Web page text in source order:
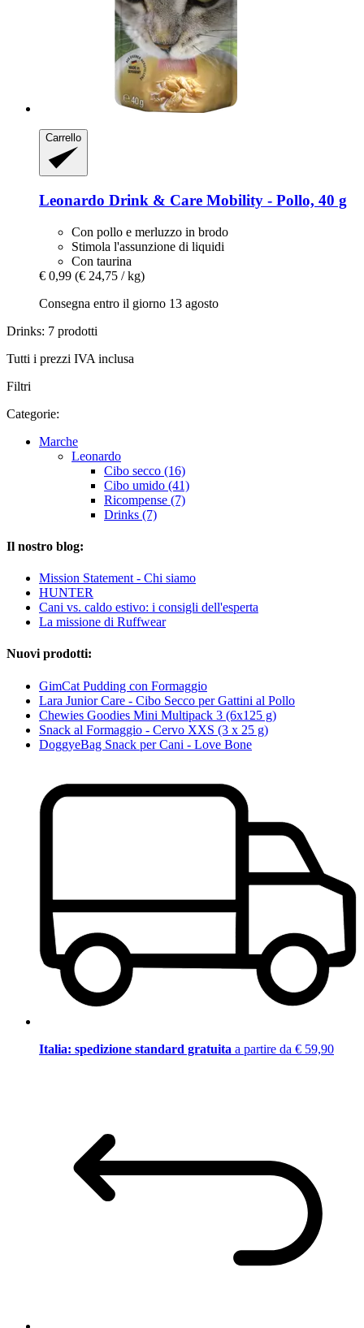
Carrello
Leonardo Drink & Care Mobility -​ Pollo, 40 g
Con pollo e merluzzo in brodo
Stimola l'assunzione di liquidi
Con taurina
€ 0,99 (€ 24,75 / kg)
Consegna entro il giorno 13 agosto
Drinks: 7 prodotti
Tutti i prezzi IVA inclusa
Filtri
Categorie:
Marche
Leonardo
Cibo secco (16)
Cibo umido (41)
Ricompense (7)
Drinks (7)
Il nostro blog:
Mission Statement - Chi siamo
HUNTER
Cani vs. caldo estivo: i consigli dell'esperta
La missione di Ruffwear
Nuovi prodotti:
GimCat Pudding con Formaggio
Lara Junior Care - Cibo Secco per Gattini al Pollo
Chewies Goodies Mini Multipack 3 (6x125 g)
Snack al Formaggio - Cervo XXS (3 x 25 g)
DoggyeBag Snack per Cani - Love Bone
Italia: spedizione standard gratuita a partire da € 59,90